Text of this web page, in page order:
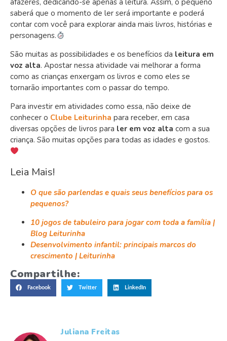
afazeres, dedicando-se apenas a leitura. Assim, o pequeno
saberá que o momento de ler será importante e poderá
contar com você para explorar ainda mais livros, histórias e
personagens.
São muitas as possibilidades e os benefícios da leitura em
voz alta. Apostar nessa atividade vai melhorar a forma
como as crianças enxergam os livros e como eles se
tornarão importantes com o passar do tempo.
Para investir em atividades como essa, não deixe de
conhecer o Clube Leiturinha para receber, em casa
diversas opções de livros para ler em voz alta com a sua
criança. São muitas opções para todas as idades e gostos.
Leia Mais!
O que são parlendas e quais seus benefícios para os
pequenos?
10 jogos de tabuleiro para jogar com toda a família |
Blog Leiturinha
Desenvolvimento infantil: principais marcos do
crescimento | Leiturinha
Compartilhe:
Facebook Twitter LinkedIn
Juliana Freitas